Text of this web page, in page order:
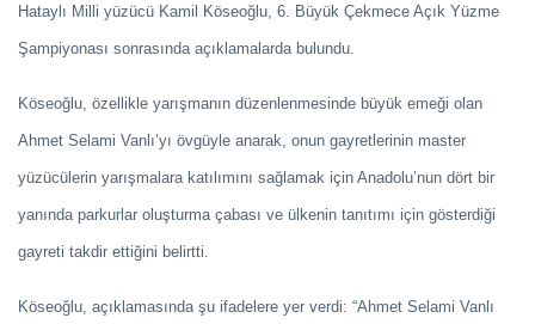
Hataylı Milli yüzücü Kamil Köseoğlu, 6. Büyük Çekmece Açık Yüzme
Şampiyonası sonrasında açıklamalarda bulundu.
Köseoğlu, özellikle yarışmanın düzenlenmesinde büyük emeği olan
Ahmet Selami Vanlı’yı övgüyle anarak, onun gayretlerinin master
yüzücülerin yarışmalara katılımını sağlamak için Anadolu’nun dört bir
yanında parkurlar oluşturma çabası ve ülkenin tanıtımı için gösterdiği
gayreti takdir ettiğini belirtti.
Köseoğlu, açıklamasında şu ifadelere yer verdi: “Ahmet Selami Vanlı